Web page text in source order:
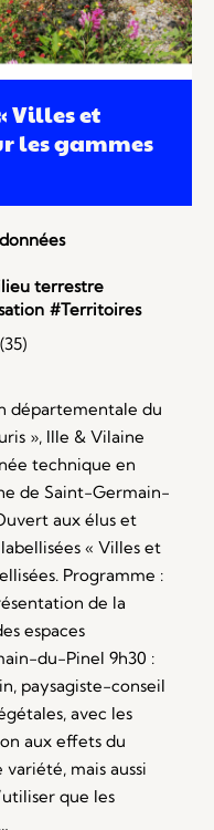
Villes et
les gammes
terrestre
#Territoires
départementale du
», Ille & Vilaine
technique en
de Saint-Germain-
aux élus et
« Villes et
Programme :
de la
espaces
du-Pinel 9h30 :
paysagiste-conseil
avec les
aux effets du
mais aussi
que les